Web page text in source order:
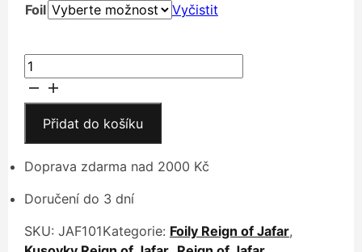
199 Kč
až
Foil Vyčistit
Rapunzel,
High
Climber
množství
Přidat do košíku
Doprava zdarma nad 2000 Kč
Doručení do 3 dní
SKU: JAF101Kategorie: Foily Reign of Jafar,